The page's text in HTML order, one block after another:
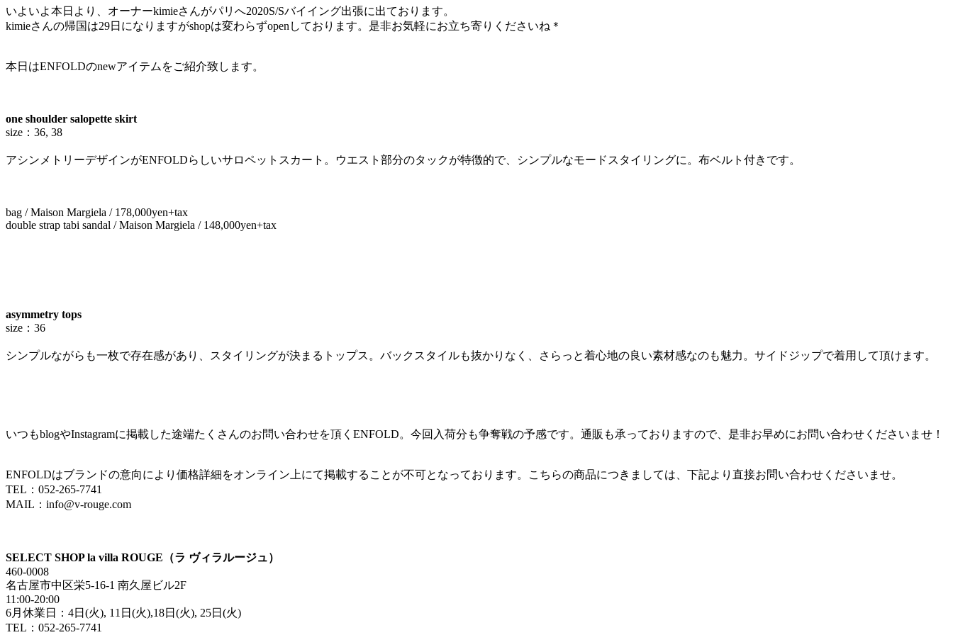
いよいよ本日より、オーナーkimieさんがパリへ2020S/Sバイイング出張に出ております。
kimieさんの帰国は29日になりますがshopは変わらずopenしております。是非お気軽にお立ち寄りくださいね＊
本日はENFOLDのnewアイテムをご紹介致します。
one shoulder salopette skirt
size：36, 38
アシンメトリーデザインがENFOLDらしいサロペットスカート。ウエスト部分のタックが特徴的で、シンプルなモードスタイリングに。布ベルト付きです。
bag / Maison Margiela / 178,000yen+tax
double strap tabi sandal / Maison Margiela / 148,000yen+tax
asymmetry tops
size：36
シンプルながらも一枚で存在感があり、スタイリングが決まるトップス。バックスタイルも抜かりなく、さらっと着心地の良い素材感なのも魅力。サイドジップで着用して頂けます。
いつもblogやInstagramに掲載した途端たくさんのお問い合わせを頂くENFOLD。今回入荷分も争奪戦の予感です。通販も承っておりますので、是非お早めにお問い合わせくださいませ！
ENFOLDはブランドの意向により価格詳細をオンライン上にて掲載することが不可となっております。こちらの商品につきましては、下記より直接お問い合わせくださいませ。
TEL：052-265-7741
MAIL：info@v-rouge.com
SELECT SHOP la villa ROUGE（ラ ヴィラルージュ）
460-0008
名古屋市中区栄5-16-1 南久屋ビル2F
11:00-20:00
6月休業日：4日(火), 11日(火),18日(火), 25日(火)
TEL：052-265-7741